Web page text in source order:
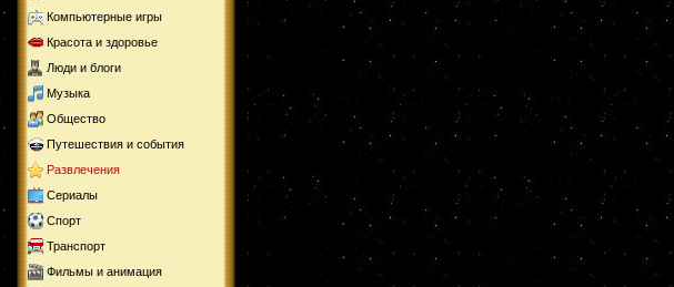
Компьютерные игры
Красота и здоровье
Люди и блоги
Музыка
Общество
Путешествия и события
Развлечения
Сериалы
Спорт
Транспорт
Фильмы и анимация